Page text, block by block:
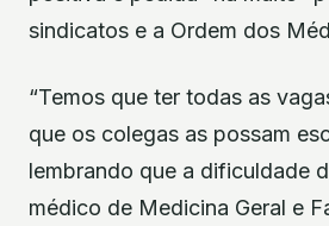
sindicatos e a Ordem dos
“Temos que ter todas as
que os colegas as possam
lembrando que a dificuldade
médico de Medicina Geral e